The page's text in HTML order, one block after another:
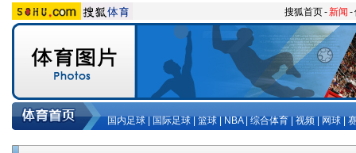
搜狐首页-新闻 -
国内足球 国际足球 篮球 NBA| 综合体育 视频 网球